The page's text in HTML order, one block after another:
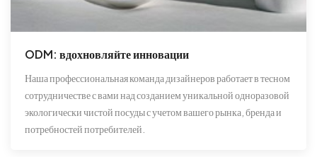
ODM: вдохновляйте инновации
Наша профессиональная команда дизайнеров работает в тесном
сотрудничестве с вами над созданием уникальной одноразовой
экологически чистой посуды с учетом вашего рынка, бренда и
потребностей потребителей.